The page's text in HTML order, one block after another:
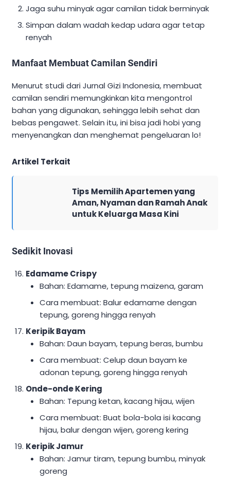
Jaga suhu minyak agar camilan tidak berminyak
Simpan dalam wadah kedap udara agar tetap
renyah
Manfaat Membuat Camilan Sendiri
Menurut studi dari Jurnal Gizi Indonesia, membuat
camilan sendiri memungkinkan kita mengontrol
bahan yang digunakan, sehingga lebih sehat dan
bebas pengawet. Selain itu, ini bisa jadi hobi yang
menyenangkan dan menghemat pengeluaran lo!
Artikel Terkait
Tips Memilih Apartemen yang
Aman, Nyaman dan Ramah Anak
untuk Keluarga Masa Kini
Sedikit Inovasi
Edamame Crispy
Bahan: Edamame, tepung maizena, garam
Cara membuat: Balur edamame dengan
tepung, goreng hingga renyah
Keripik Bayam
Bahan: Daun bayam, tepung beras, bumbu
Cara membuat: Celup daun bayam ke
adonan tepung, goreng hingga renyah
Onde-onde Kering
Bahan: Tepung ketan, kacang hijau, wijen
Cara membuat: Buat bola-bola isi kacang
hijau, balur dengan wijen, goreng kering
Keripik Jamur
Bahan: Jamur tiram, tepung bumbu, minyak
goreng